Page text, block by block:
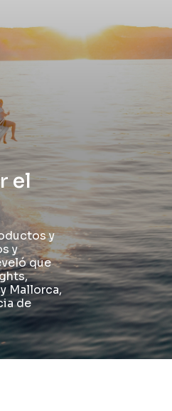
el
y
y
que
Mallorca,
de